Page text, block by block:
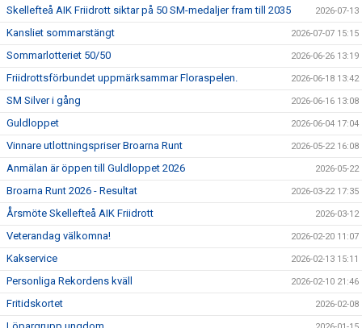
Skellefteå AIK Friidrott siktar på 50 SM-medaljer fram till 2035 2026-07-13
Kansliet sommarstängt 2026-07-07 15:15
Sommarlotteriet 50/50 2026-06-26 13:19
Friidrottsförbundet uppmärksammar Floraspelen. 2026-06-18 13:42
SM Silver i gång 2026-06-16 13:08
Guldloppet 2026-06-04 17:04
Vinnare utlottningspriser Broarna Runt 2026-05-22 16:08
Anmälan är öppen till Guldloppet 2026 2026-05-22
Broarna Runt 2026 - Resultat 2026-03-22 17:35
Årsmöte Skellefteå AIK Friidrott 2026-03-12
Veterandag välkomna! 2026-02-20 11:07
Kakservice 2026-02-13 15:11
Personliga Rekordens kväll 2026-02-10 21:46
Fritidskortet 2026-02-08